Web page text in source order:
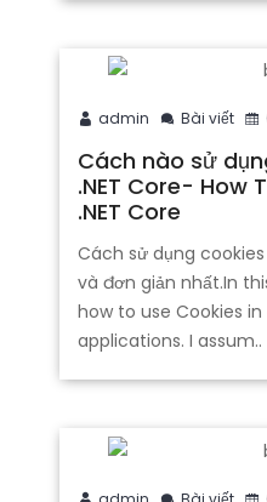
admin Bài viết
Cách nào sử
.NET Core- How
.NET Core
Cách sử dụng
và đơn giản nhất.In
how to use Cookies in
applications. I assum..